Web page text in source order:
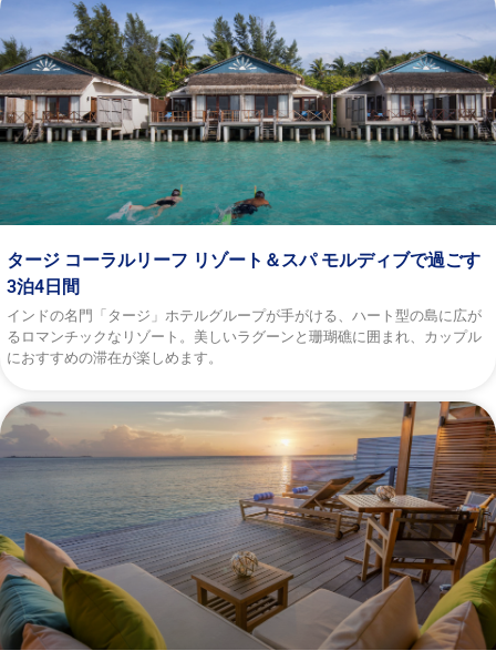
タージ コーラルリーフ リゾート＆スパ モルディブで過ごす
3泊4日間
インドの名門「タージ」ホテルグループが手がける、ハート型の島に広が
るロマンチックなリゾート。美しいラグーンと珊瑚礁に囲まれ、カップル
におすすめの滞在が楽しめます。